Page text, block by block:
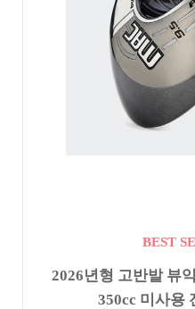
BEST
2026년형 고반발 뷰
350cc 미사용